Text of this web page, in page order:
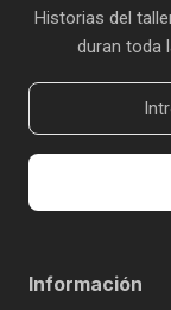
Historias del
duran toda
Información